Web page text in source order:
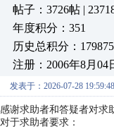
帖子：3726帖 |
年度积分：351
历史总积分：179875
注册：2006年8月04
发表于：2026-07-28 19:59:48
感谢求助者和答疑者对求
对于求助者要求：